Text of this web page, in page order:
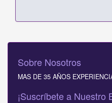
Sobre Nosotros
MAS DE 35 AÑOS
¡Suscríbete a Nuestro